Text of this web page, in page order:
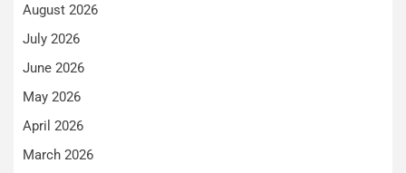
August 2026
July 2026
June 2026
May 2026
April 2026
March 2026